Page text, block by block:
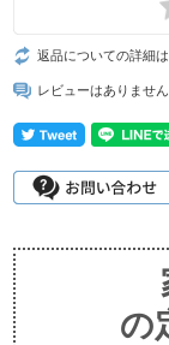
返品についての詳細
レビューはありません
の